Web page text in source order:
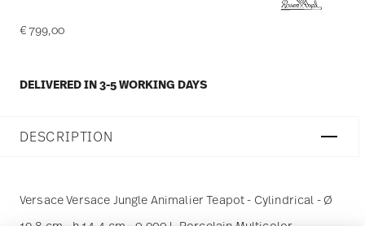
€ 799,00
DELIVERED IN 3-5 WORKING DAYS
DESCRIPTION
Versace Versace Jungle Animalier Teapot - Cylindrical - Ø